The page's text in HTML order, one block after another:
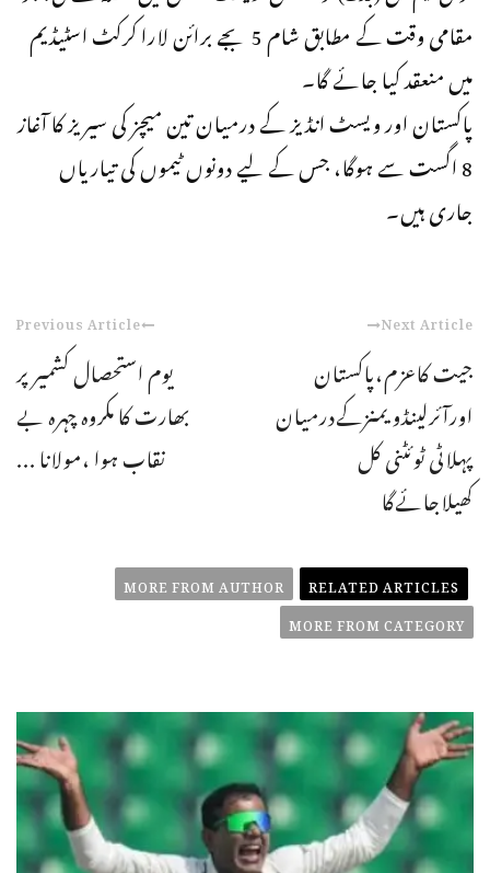
مقامی وقت کے مطابق شام 5 بجے برائن لارا کرکٹ اسٹیڈیم
میں منعقد کیا جائے گا۔
پاکستان اور ویسٹ انڈیز کے درمیان تین میچز کی سیریز کا آغاز
8 اگست سے ہوگا، جس کے لیے دونوں ٹیموں کی تیاریاں
جاری ہیں۔
Previous Article
یوم استحصال کشمیر پر
بھارت کا مکروہ چہرہ بے
نقاب ہوا ،مولانا ...
Next Article
جیت کاعزم،پاکستان
اورآئرلینڈویمنزکےدرمیان
پہلاٹی ٹوئٹنی کل
کھیلاجائےگا
RELATED ARTICLES
MORE FROM AUTHOR
MORE FROM CATEGORY